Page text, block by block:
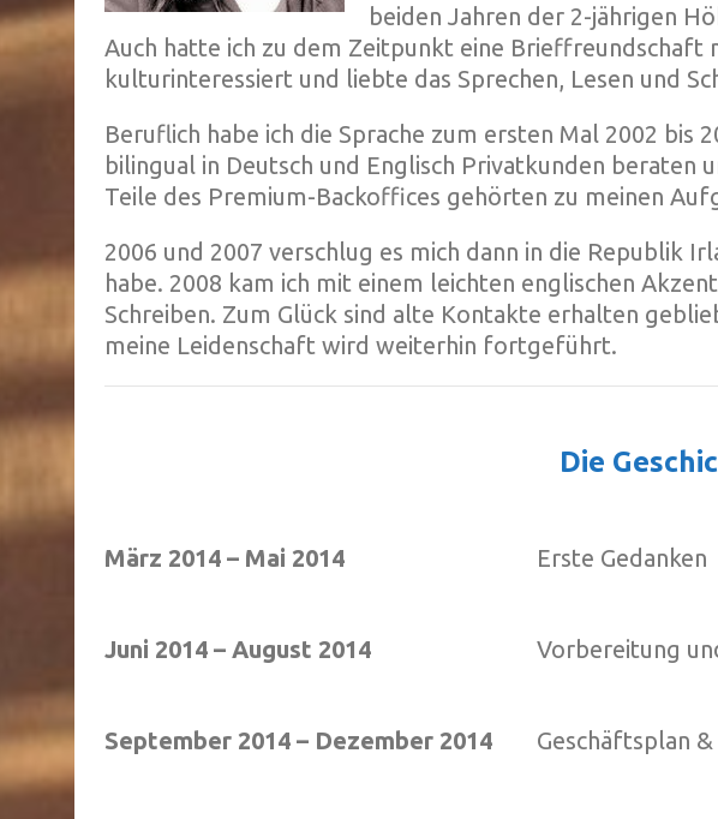
beiden Jahren der 2-jährigen
Auch hatte ich zu dem Zeitpunkt eine Brieffreundschaft
kulturinteressiert und liebte das Sprechen, Lesen und
Beruflich habe ich die Sprache zum ersten Mal 2002
bilingual in Deutsch und Englisch Privatkunden
Teile des Premium-Backoffices gehörten zu meinen
2006 und 2007 verschlug es mich dann in die Republik
habe. 2008 kam ich mit einem leichten englischen
Schreiben. Zum Glück sind alte Kontakte erhalten
meine Leidenschaft wird weiterhin fortgeführt.
Die
März 2014 – Mai 2014 Erste Gedanken
Juni 2014 – August 2014 Vorbereitung
September 2014 – Dezember 2014 Geschäftsplan